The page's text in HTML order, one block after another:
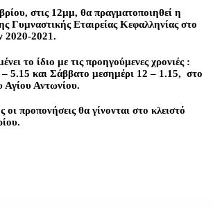
στις 12μμ, θα πραγματοποιηθεί η
Γυμναστικής Εταιρείας Κεφαλληνίας στο
2020-2021.
το ίδιο με τις προηγούμενες χρονιές :
5.15 και Σάββατο μεσημέρι 12 – 1.15, στο
Αγίου Αντωνίου.
προπονήσεις θα γίνονται στο κλειστό